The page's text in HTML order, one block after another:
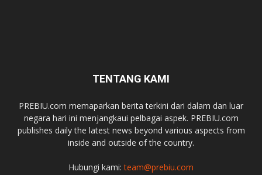
TENTANG KAMI
PREBIU.com memaparkan berita terkini dari dalam dan luar
negara hari ini menjangkaui pelbagai aspek. PREBIU.com
publishes daily the latest news beyond various aspects from
inside and outside of the country.
Hubungi kami:team@prebiu.com